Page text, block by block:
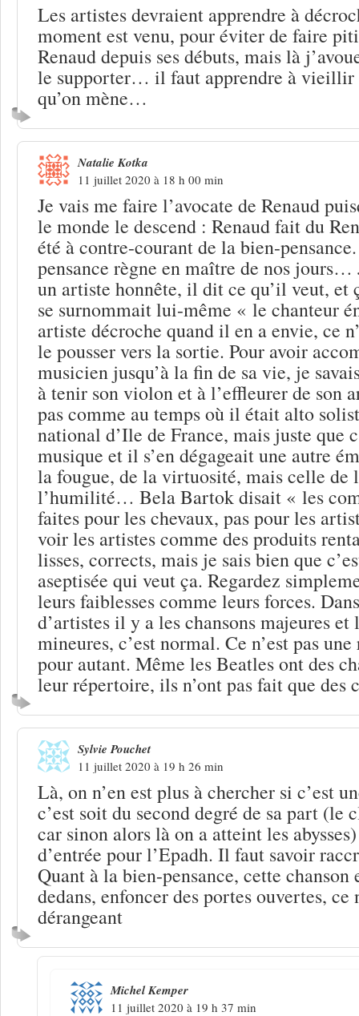
Les artistes devraient apprendre à
moment est venu, pour éviter de faire
Renaud depuis ses débuts, mais là
le supporter… il faut apprendre à vieillir
qu’on mène…
Natalie Kotka
11 juillet 2020 à 18 h 00 min
Je vais me faire l’avocate de Renaud
le monde le descend : Renaud fait du
été à contre-courant de la bien-
pensance règne en maître de nos jours…
un artiste honnête, il dit ce qu’il veut, et
se surnommait lui-même « le chanteur
artiste décroche quand il en a envie, ce
le pousser vers la sortie. Pour avoir
musicien jusqu’à la fin de sa vie, je
à tenir son violon et à l’effleurer de son
pas comme au temps où il était alto
national d’Ile de France, mais juste que
musique et il s’en dégageait une autre
la fougue, de la virtuosité, mais celle de
l’humilité… Bela Bartok disait « les
faites pour les chevaux, pas pour les
voir les artistes comme des produits
lisses, corrects, mais je sais bien que
aseptisée qui veut ça. Regardez
leurs faiblesses comme leurs forces.
d’artistes il y a les chansons majeures et
mineures, c’est normal. Ce n’est pas
pour autant. Même les Beatles ont des
leur répertoire, ils n’ont pas fait que des
Sylvie Pouchet
11 juillet 2020 à 19 h 26 min
Là, on n’en est plus à chercher si c’est
c’est soit du second degré de sa part (le
car sinon alors là on a atteint les
d’entrée pour l’Epadh. Il faut savoir
Quant à la bien-pensance, cette
dedans, enfoncer des portes ouvertes, ce
dérangeant
Michel Kemper
11 juillet 2020 à 19 h 37 min